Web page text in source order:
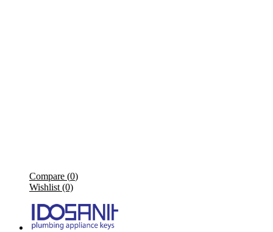
Compare (0)
Wishlist (0)